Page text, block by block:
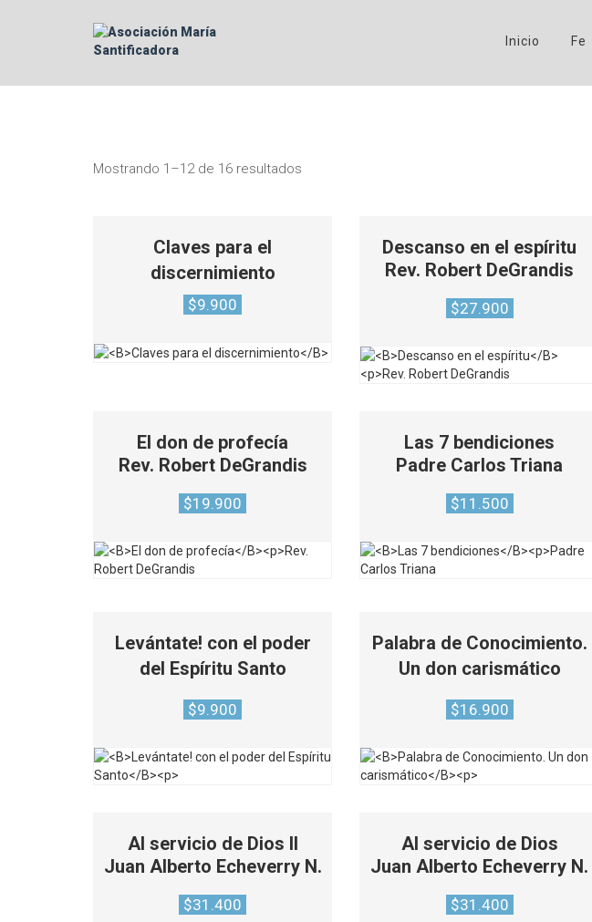
Inicio Fe
Mostrando 1–12 de 16 resultados
Claves para el
discernimiento
$9.900
Descanso en el espíritu
Rev. Robert DeGrandis
$27.900
El don de profecía
Rev. Robert DeGrandis
$19.900
Las 7 bendiciones
Padre Carlos Triana
$11.500
Levántate! con el poder
del Espíritu Santo
$9.900
Palabra de Conocimiento.
Un don carismático
$16.900
Al servicio de Dios II
Juan Alberto Echeverry N.
$31.400
Al servicio de Dios
Juan Alberto Echeverry N.
$31.400